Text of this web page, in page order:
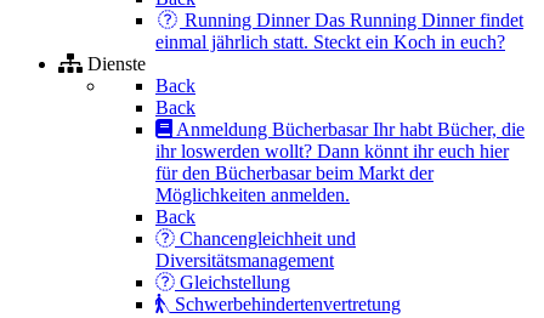
Running Dinner Das Running Dinner findet
einmal jährlich statt. Steckt ein Koch in euch?
Dienste
Back
Back
Anmeldung Bücherbasar Ihr habt Bücher, die
ihr loswerden wollt? Dann könnt ihr euch hier
für den Bücherbasar beim Markt der
Möglichkeiten anmelden.
Back
Chancengleichheit und
Diversitätsmanagement
Gleichstellung
Schwerbehindertenvertretung